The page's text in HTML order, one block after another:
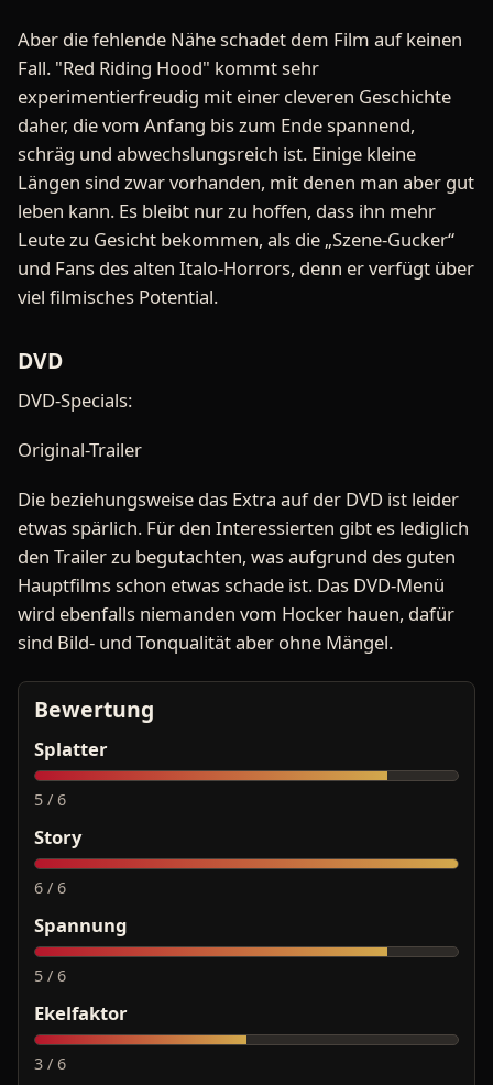
Aber die fehlende Nähe schadet dem Film auf keinen
Fall. "Red Riding Hood" kommt sehr
experimentierfreudig mit einer cleveren Geschichte
daher, die vom Anfang bis zum Ende spannend,
schräg und abwechslungsreich ist. Einige kleine
Längen sind zwar vorhanden, mit denen man aber gut
leben kann. Es bleibt nur zu hoffen, dass ihn mehr
Leute zu Gesicht bekommen, als die „Szene-Gucker“
und Fans des alten Italo-Horrors, denn er verfügt über
viel filmisches Potential.
DVD
DVD-Specials:
Original-Trailer
Die beziehungsweise das Extra auf der DVD ist leider
etwas spärlich. Für den Interessierten gibt es lediglich
den Trailer zu begutachten, was aufgrund des guten
Hauptfilms schon etwas schade ist. Das DVD-Menü
wird ebenfalls niemanden vom Hocker hauen, dafür
sind Bild- und Tonqualität aber ohne Mängel.
Bewertung
Splatter
5 / 6
Story
6 / 6
Spannung
5 / 6
Ekelfaktor
3 / 6